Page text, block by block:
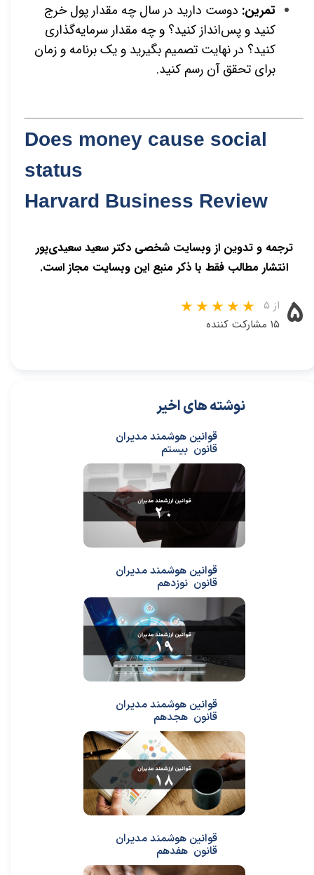
تمرین: دوست دارید در سال چه مقدار پول خرج
کنید و پس‌انداز کنید؟ و چه مقدار سرمایه‌گذاری
کنید؟ در نهایت تصمیم بگیرید و یک برنامه و زمان
برای تحقق آن رسم کنید.
Does money cause social
status
Harvard Business Review
ترجمه و تدوین از وبسایت شخصی دکتر سعید سعیدی‌پور
انتشار مطالب فقط با ذکر منبع این وبسایت مجاز است.
۵ از ۵
۱۵ مشارکت کننده
قوانین هوشمند مدیران
قانون بیستم
قوانین هوشمند مدیران
قانون نوزدهم
قوانین هوشمند مدیران
قانون هجدهم
قوانین هوشمند مدیران
قانون هفدهم
نوشته های اخیر